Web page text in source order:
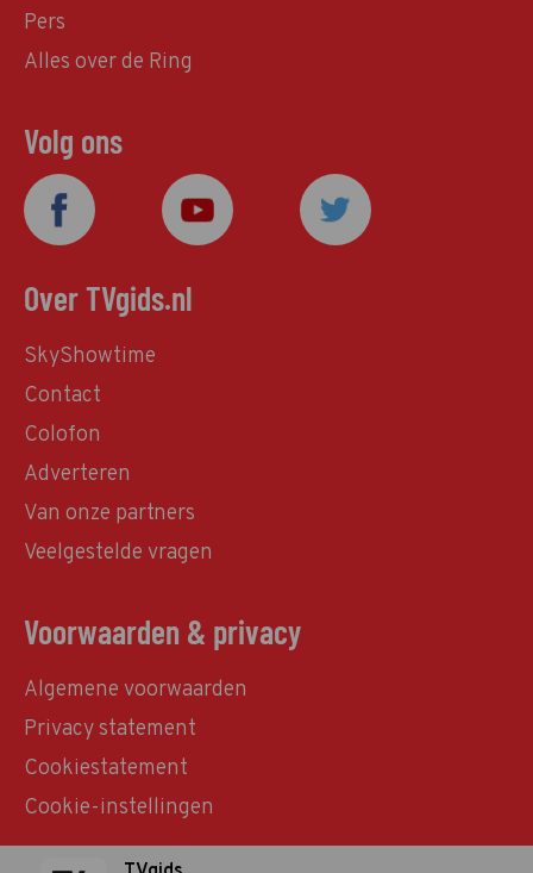
Pers
Alles over de Ring
Volg ons
Over TVgids.nl
SkyShowtime
Contact
Colofon
Adverteren
Van onze partners
Veelgestelde vragen
Voorwaarden & privacy
Algemene voorwaarden
Privacy statement
Cookiestatement
Cookie-instellingen